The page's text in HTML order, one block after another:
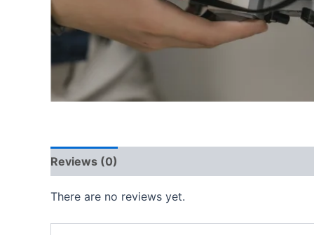
Reviews (0)
There are no reviews yet.